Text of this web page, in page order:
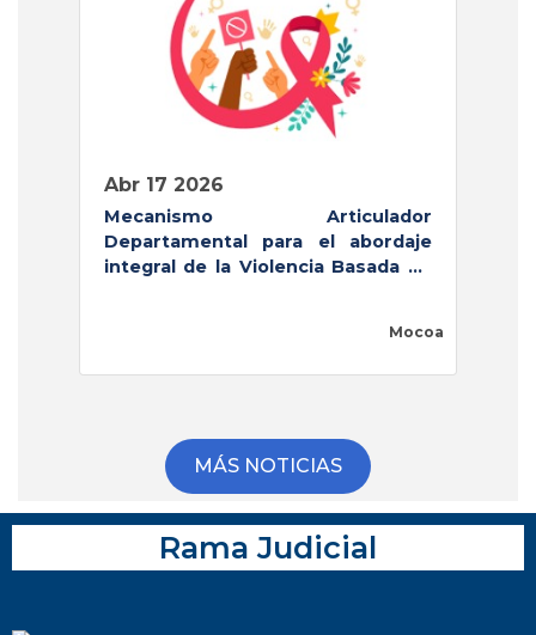
abr 17 2026
Mecanismo Articulador
Departamental para el abordaje
integral de la Violencia Basada en
Mocoa
MÁS NOTICIAS
Rama Judicial